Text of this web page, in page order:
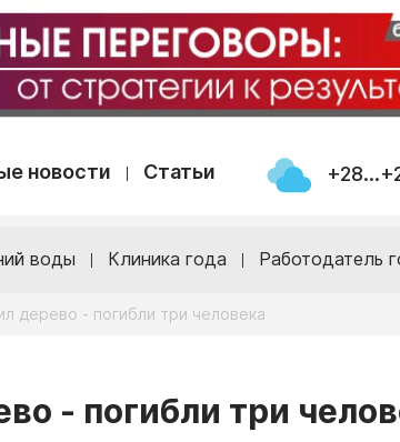
новости Статьи
воды Клиника года Работодатель
дерево - погибли три человека
- погибли три